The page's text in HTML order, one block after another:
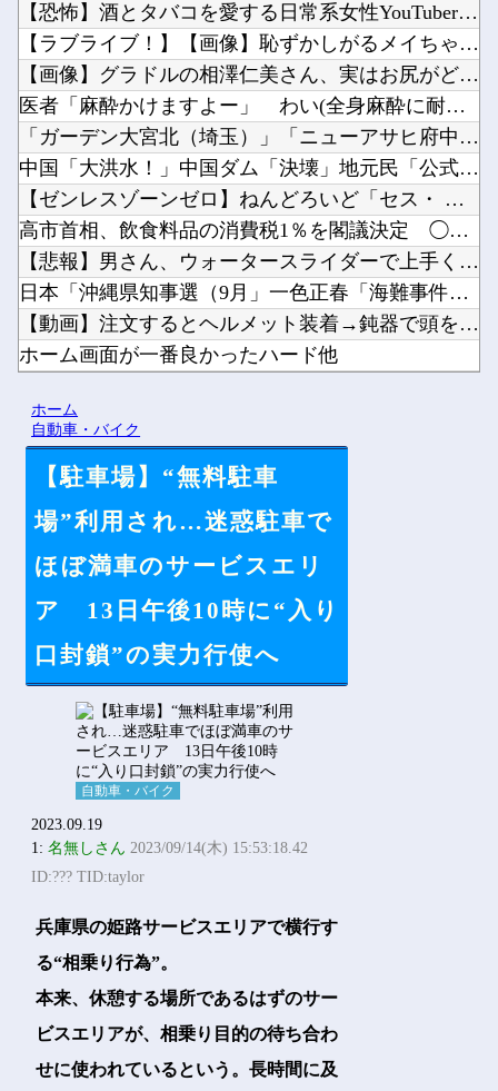
【恐怖】酒とタバコを愛する日常系女性YouTuber、ガチで...
【ラブライブ！】【画像】恥ずかしがるメイちゃんの破壊力ｗｗｗ...
【画像】グラドルの相澤仁美さん、実はお尻がどちゃシコすぎたｗ...
医者「麻酔かけますよー」 わい(全身麻酔に耐えて見せる！うお...
「ガーデン大宮北（埼玉）」「ニューアサヒ府中四谷店（東京）」...
中国「大洪水！」中国ダム「決壊」地元民「公式発表より死者多い...
【ゼンレスゾーンゼロ】ねんどろいど「セス・ ローウェル」【本...
高市首相、飲食料品の消費税1％を閣議決定 ◯◯をチラつかせて...
【悲報】男さん、ウォータースライダーで上手く滑れずチューブの...
日本「沖縄県知事選（9月」一色正春「海難事件追及（検証」八重...
【動画】注文するとヘルメット装着→鈍器で頭を殴られるチェコの...
ホーム画面が一番良かったハード他
グラボそんなにすぐ壊れる？他
Powered by livedoor 相互RSS
ホーム
自動車・バイク
【駐車場】“無料駐車
場”利用され…迷惑駐車で
ほぼ満車のサービスエリ
ア 13日午後10時に“入り
口封鎖”の実力行使へ
自動車・バイク
2023.09.19
1:名無しさん 2023/09/14(木) 15:53:18.42
ID:??? TID:taylor
兵庫県の姫路サービスエリアで横行す
る“相乗り行為”。
本来、休憩する場所であるはずのサー
ビスエリアが、相乗り目的の待ち合わ
せに使われているという。長時間に及